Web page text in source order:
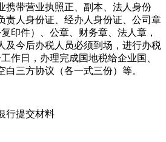
携带营业执照正、副本、法人身份
责人身份证、经办人身份证、公司章
印件）、公章、财务章、法人章，
及今后办税人员必须到场，进行办税
作日，办理完成国地税给企业国、
三方协议（各一式三份）等。
行提交材料